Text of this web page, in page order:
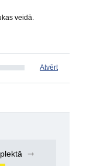
veidā.
Atvērt
➞